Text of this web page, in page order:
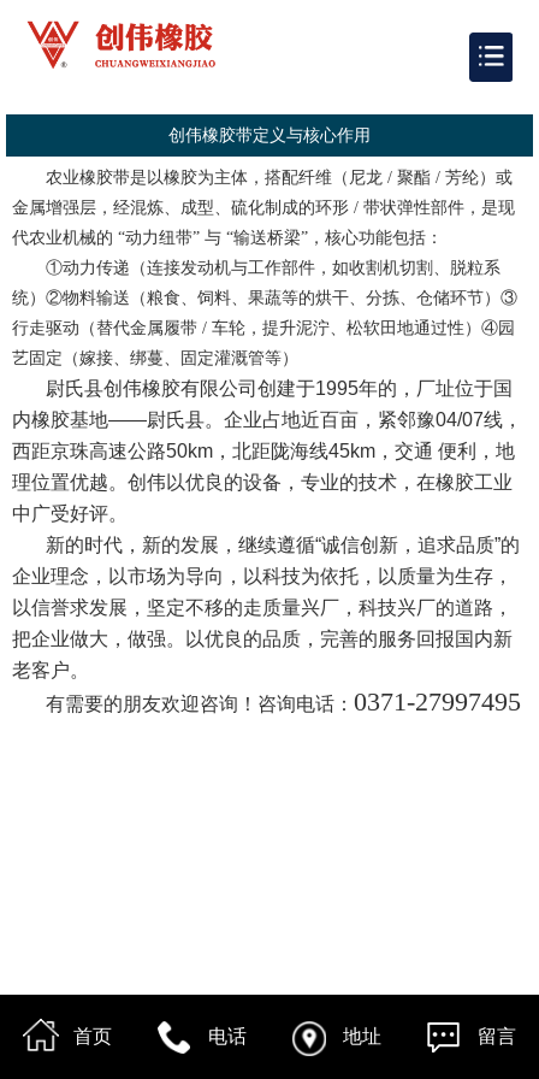
创伟橡胶带定义与核心作用
农业橡胶带是以橡胶为主体，搭配纤维（尼龙 / 聚酯 / 芳纶）或
金属增强层，经混炼、成型、硫化制成的环形 / 带状弹性部件，是现
代农业机械的 “动力纽带” 与 “输送桥梁”，核心功能包括：
①动力传递（连接发动机与工作部件，如收割机切割、脱粒系
统）②物料输送（粮食、饲料、果蔬等的烘干、分拣、仓储环节）③
行走驱动（替代金属履带 / 车轮，提升泥泞、松软田地通过性）④园
艺固定（嫁接、绑蔓、固定灌溉管等）
尉氏县创伟橡胶有限公司创建于1995年的，厂址位于国
内橡胶基地——尉氏县。企业占地近百亩，紧邻豫04/07线，
西距京珠高速公路50km，北距陇海线45km，交通 便利，地
理位置优越。创伟以优良的设备，专业的技术，在橡胶工业
中广受好评。
新的时代，新的发展，继续遵循“诚信创新，追求品质”的
企业理念，以市场为导向，以科技为依托，以质量为生存，
以信誉求发展，坚定不移的走质量兴厂，科技兴厂的道路，
把企业做大，做强。以优良的品质，完善的服务回报国内新
老客户。
有需要的朋友欢迎咨询！ 咨询电话： 0371-27997495
首页 电话 地址 留言